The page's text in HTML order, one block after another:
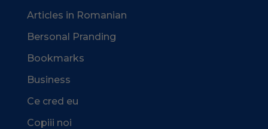
Articles in Romanian
Bersonal Pranding
Bookmarks
Business
Ce cred eu
Copiii noi